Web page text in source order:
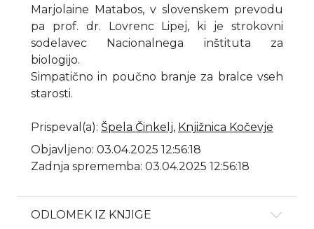
Marjolaine Matabos, v slovenskem prevodu
pa prof. dr. Lovrenc Lipej, ki je strokovni
sodelavec Nacionalnega inštituta za
biologijo.
Simpatično in poučno branje za bralce vseh
starosti.
Prispeval(a): Špela Činkelj, Knjižnica Kočevje
Objavljeno: 03.04.2025 12:56:18
Zadnja sprememba: 03.04.2025 12:56:18
ODLOMEK IZ KNJIGE